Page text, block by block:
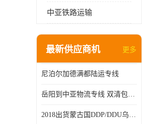
中亚铁路运输
最新供应商机 更多
尼泊尔加德满都陆运专线
岳阳到中亚物流专线 双清包税 一站服务
2018出货蒙古国DDP/DDU乌兰巴托双清国际物流专线